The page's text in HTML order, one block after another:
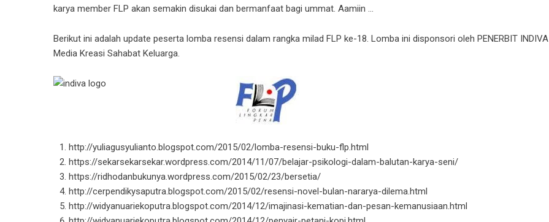
karya member FLP akan semakin disukai dan bermanfaat bagi ummat. Aamiin …
Berikut ini adalah update peserta lomba resensi dalam rangka milad FLP ke-18. Lomba ini disponsori olehPENERBIT INDIVA
Media Kreasi Sahabat Keluarga.
http://yuliagusyulianto.blogspot.com/2015/02/lomba-resensi-buku-flp.html
https://sekarsekarsekar.wordpress.com/2014/11/07/belajar-psikologi-dalam-balutan-karya-seni/
https://ridhodanbukunya.wordpress.com/2015/02/23/bersetia/
http://cerpendikysaputra.blogspot.com/2015/02/resensi-novel-bulan-nararya-dilema.html
http://widyanuariekoputra.blogspot.com/2014/12/imajinasi-kematian-dan-pesan-kemanusiaan.html